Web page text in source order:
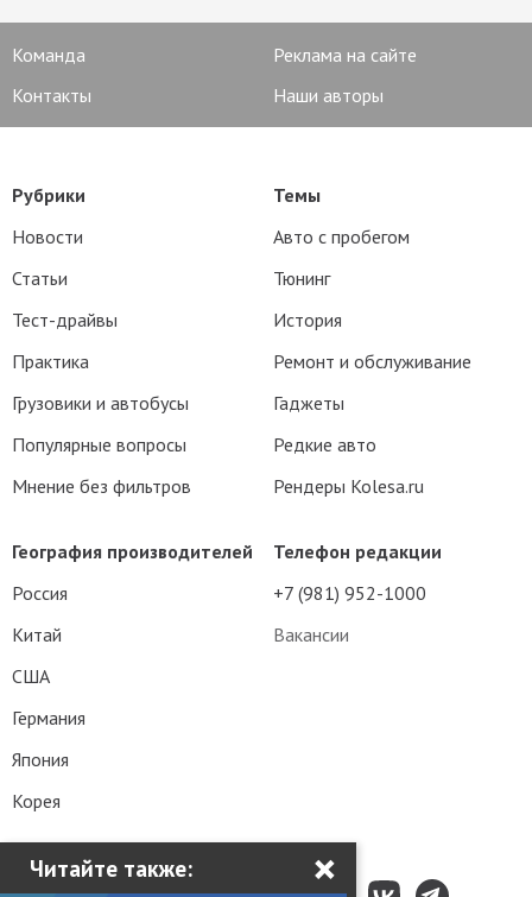
Читайте также: ×
Команда
Реклама на сайте
Контакты
Наши авторы
Телефон редакции
+7 (981) 952-1000
Вакансии
Рубрики
Новости
Статьи
Тест-драйвы
Практика
Грузовики и автобусы
Популярные вопросы
Мнение без фильтров
Темы
Авто с пробегом
Тюнинг
История
Ремонт и обслуживание
Гаджеты
Редкие авто
Рендеры Kolesa.ru
География производителей
Россия
Китай
США
Германия
Япония
Корея